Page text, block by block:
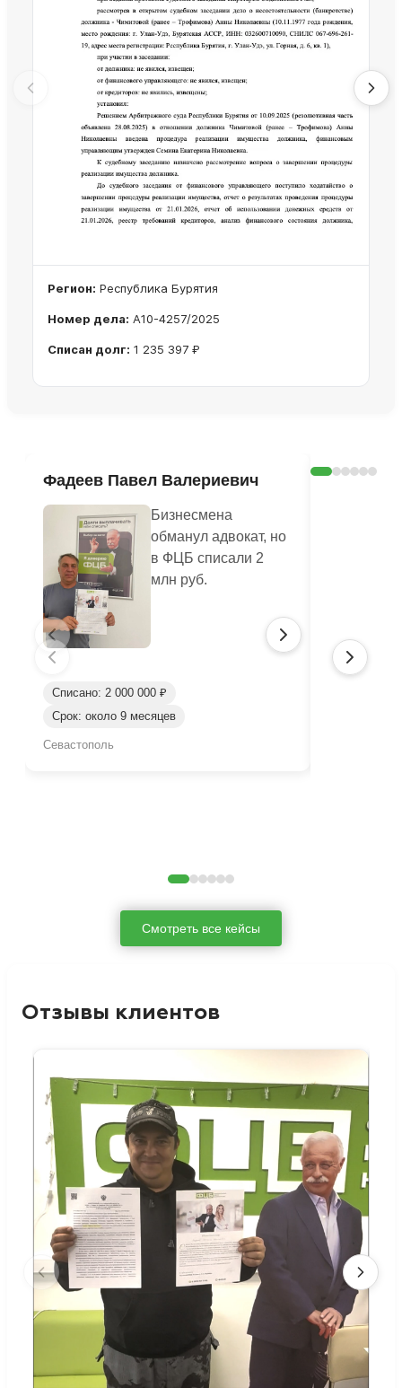
Регион: Республика Бурятия
Номер дела: А10-4257/2025
Списан долг: 1 235 397 ₽
Фадеев Павел Валериевич
Бизнесмена
обманул адвокат, но
в ФЦБ списали 2
млн руб.
Списано: 2 000 000 ₽
Срок: около 9 месяцев
Севастополь
Кашлюк
Смотреть все кейсы
Отзывы клиентов